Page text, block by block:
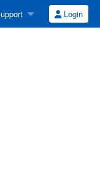
Login